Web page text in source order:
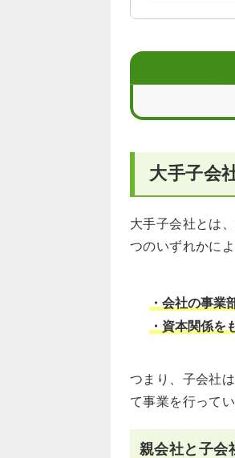
転職先として
大手子会
大手子会社とは
つのいずれかに
・会社の事業
・資本関係を
つまり、子会社
て事業を行って
親会社と子会